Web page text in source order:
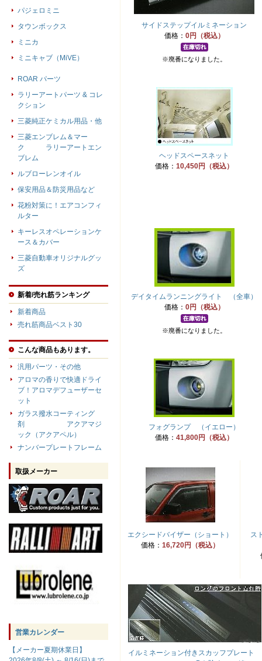
サイドステップイルミネーション
価格： 0円（税込）
※廃番になりました。
ヘッドスペースネット
価格： 10,450円（税込）
デイタイムランニングライト （全車）
価格： 0円（税込）
※廃番になりました。
フォグランプ （イエロー）
価格： 41,800円（税込）
エクシードバイザー（ショート）
価格： 16,720円（税込）
ス
イルミネーション付きスカッフプレート
パジェロミニ
タウンボックス
ミニカ
ミニキャブ（MiVE）
ROAR パーツ
ラリーアートパーツ & コレ
クション
三菱純正ケミカル用品・他
三菱エンブレム＆マー
ク ラリーアートエン
ブレム
ルブローレンオイル
保安用品＆防災用品など
花粉対策に！エアコンフィ
ルター
キーレスオペレーションケ
ース＆カバー
三菱自動車オリジナルグッ
ズ
新着/売れ筋ランキング
新着商品
売れ筋商品ベスト30
こんな商品もあります。
汎用パーツ・その他
アロマの香りで快適ドライ
ブ！アロマデフューザーセ
ット
ガラス撥水コーティング
剤 アクアマジ
ック（アクアペル）
ナンバープレートフレーム
取扱メーカー
営業カレンダー
【メーカー夏期休業日】